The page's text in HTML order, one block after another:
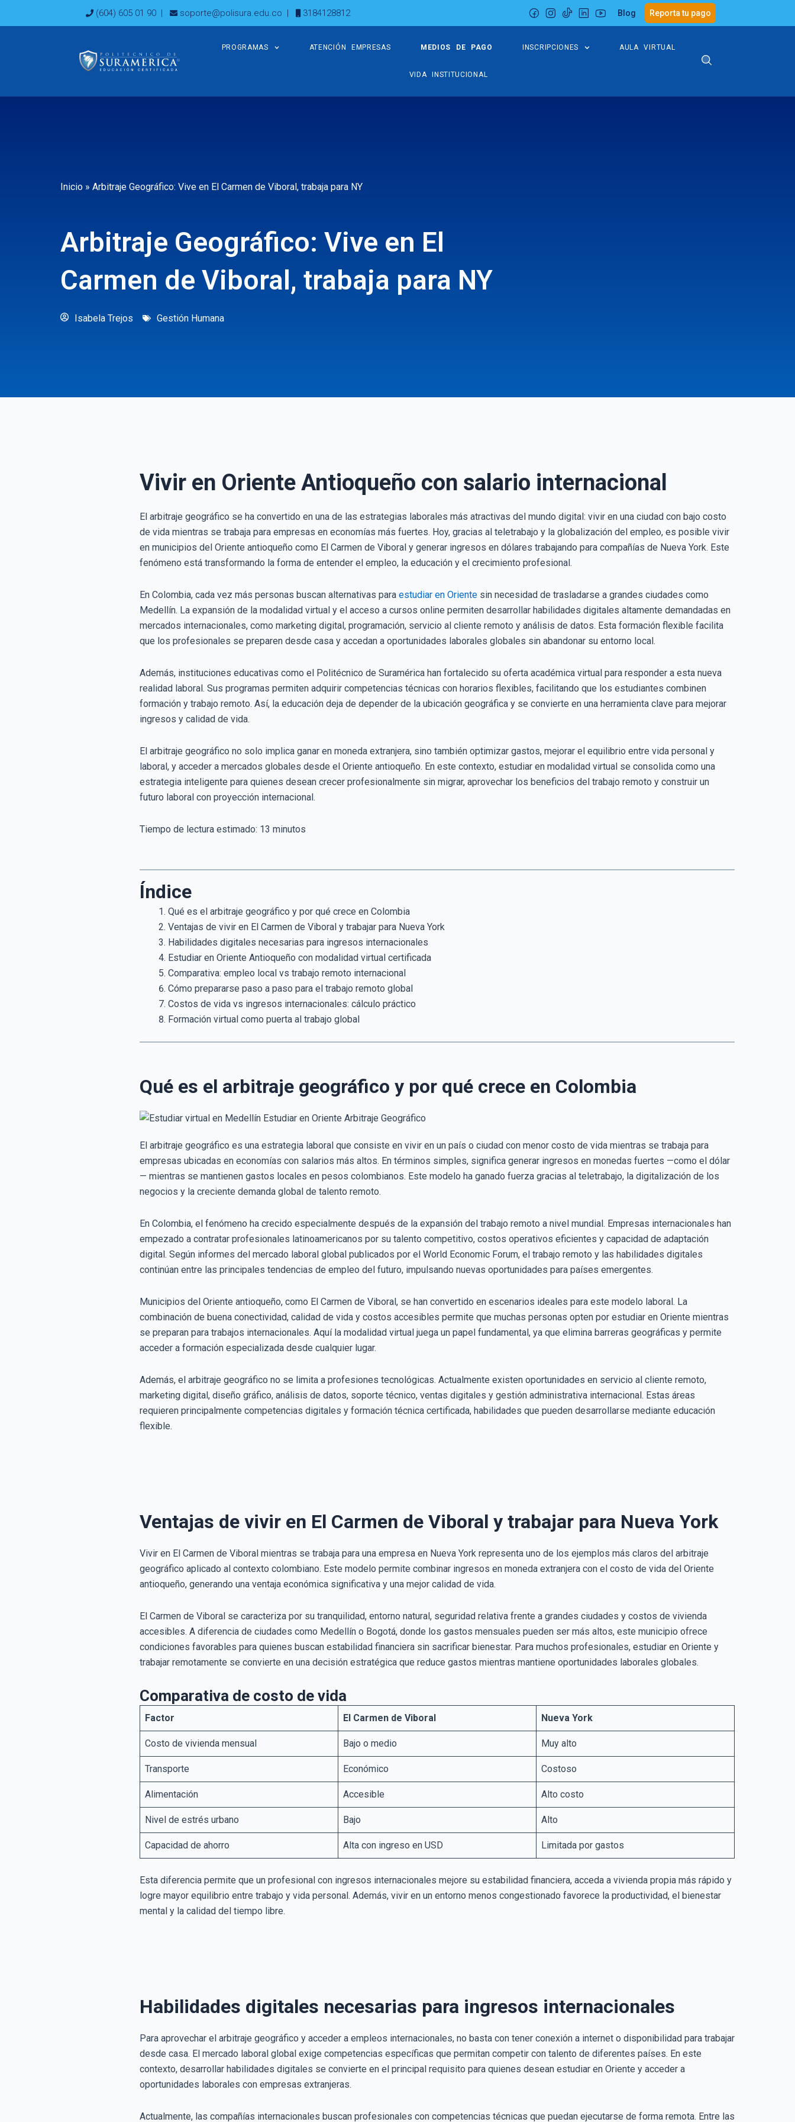
(604) 605 01 90 | soporte@polisura.edu.co | 3184128812 Blog Reporta tu pago
PROGRAMAS ATENCIÓN EMPRESAS MEDIOS DE PAGO INSCRIPCIONES AULA VIRTUAL
VIDA INSTITUCIONAL
Inicio » Arbitraje Geográfico: Vive en El Carmen de Viboral, trabaja para NY
Arbitraje Geográfico: Vive en El
Carmen de Viboral, trabaja para NY
Isabela Trejos Gestión Humana
Vivir en Oriente Antioqueño con salario internacional
El arbitraje geográfico se ha convertido en una de las estrategias laborales más atractivas del mundo digital: vivir en una ciudad con bajo costo
de vida mientras se trabaja para empresas en economías más fuertes. Hoy, gracias al teletrabajo y la globalización del empleo, es posible vivir
en municipios del Oriente antioqueño como El Carmen de Viboral y generar ingresos en dólares trabajando para compañías de Nueva York. Este
fenómeno está transformando la forma de entender el empleo, la educación y el crecimiento profesional.
En Colombia, cada vez más personas buscan alternativas para estudiar en Oriente sin necesidad de trasladarse a grandes ciudades como
Medellín. La expansión de la modalidad virtual y el acceso a cursos online permiten desarrollar habilidades digitales altamente demandadas en
mercados internacionales, como marketing digital, programación, servicio al cliente remoto y análisis de datos. Esta formación flexible facilita
que los profesionales se preparen desde casa y accedan a oportunidades laborales globales sin abandonar su entorno local.
Además, instituciones educativas como el Politécnico de Suramérica han fortalecido su oferta académica virtual para responder a esta nueva
realidad laboral. Sus programas permiten adquirir competencias técnicas con horarios flexibles, facilitando que los estudiantes combinen
formación y trabajo remoto. Así, la educación deja de depender de la ubicación geográfica y se convierte en una herramienta clave para mejorar
ingresos y calidad de vida.
El arbitraje geográfico no solo implica ganar en moneda extranjera, sino también optimizar gastos, mejorar el equilibrio entre vida personal y
laboral, y acceder a mercados globales desde el Oriente antioqueño. En este contexto, estudiar en modalidad virtual se consolida como una
estrategia inteligente para quienes desean crecer profesionalmente sin migrar, aprovechar los beneficios del trabajo remoto y construir un
futuro laboral con proyección internacional.
Tiempo de lectura estimado: 13 minutos
Índice
Qué es el arbitraje geográfico y por qué crece en Colombia
Ventajas de vivir en El Carmen de Viboral y trabajar para Nueva York
Habilidades digitales necesarias para ingresos internacionales
Estudiar en Oriente Antioqueño con modalidad virtual certificada
Comparativa: empleo local vs trabajo remoto internacional
Cómo prepararse paso a paso para el trabajo remoto global
Costos de vida vs ingresos internacionales: cálculo práctico
Formación virtual como puerta al trabajo global
Qué es el arbitraje geográfico y por qué crece en Colombia
El arbitraje geográfico es una estrategia laboral que consiste en vivir en un país o ciudad con menor costo de vida mientras se trabaja para
empresas ubicadas en economías con salarios más altos. En términos simples, significa generar ingresos en monedas fuertes —como el dólar
— mientras se mantienen gastos locales en pesos colombianos. Este modelo ha ganado fuerza gracias al teletrabajo, la digitalización de los
negocios y la creciente demanda global de talento remoto.
En Colombia, el fenómeno ha crecido especialmente después de la expansión del trabajo remoto a nivel mundial. Empresas internacionales han
empezado a contratar profesionales latinoamericanos por su talento competitivo, costos operativos eficientes y capacidad de adaptación
digital. Según informes del mercado laboral global publicados por el World Economic Forum, el trabajo remoto y las habilidades digitales
continúan entre las principales tendencias de empleo del futuro, impulsando nuevas oportunidades para países emergentes.
Municipios del Oriente antioqueño, como El Carmen de Viboral, se han convertido en escenarios ideales para este modelo laboral. La
combinación de buena conectividad, calidad de vida y costos accesibles permite que muchas personas opten por estudiar en Oriente mientras
se preparan para trabajos internacionales. Aquí la modalidad virtual juega un papel fundamental, ya que elimina barreras geográficas y permite
acceder a formación especializada desde cualquier lugar.
Además, el arbitraje geográfico no se limita a profesiones tecnológicas. Actualmente existen oportunidades en servicio al cliente remoto,
marketing digital, diseño gráfico, análisis de datos, soporte técnico, ventas digitales y gestión administrativa internacional. Estas áreas
requieren principalmente competencias digitales y formación técnica certificada, habilidades que pueden desarrollarse mediante educación
flexible.
Ventajas de vivir en El Carmen de Viboral y trabajar para Nueva York
Vivir en El Carmen de Viboral mientras se trabaja para una empresa en Nueva York representa uno de los ejemplos más claros del arbitraje
geográfico aplicado al contexto colombiano. Este modelo permite combinar ingresos en moneda extranjera con el costo de vida del Oriente
antioqueño, generando una ventaja económica significativa y una mejor calidad de vida.
El Carmen de Viboral se caracteriza por su tranquilidad, entorno natural, seguridad relativa frente a grandes ciudades y costos de vivienda
accesibles. A diferencia de ciudades como Medellín o Bogotá, donde los gastos mensuales pueden ser más altos, este municipio ofrece
condiciones favorables para quienes buscan estabilidad financiera sin sacrificar bienestar. Para muchos profesionales, estudiar en Oriente y
trabajar remotamente se convierte en una decisión estratégica que reduce gastos mientras mantiene oportunidades laborales globales.
Comparativa de costo de vida
Factor El Carmen de Viboral Nueva York
Costo de vivienda mensual Bajo o medio Muy alto
Transporte Económico Costoso
Alimentación Accesible Alto costo
Nivel de estrés urbano Bajo Alto
Capacidad de ahorro Alta con ingreso en USD Limitada por gastos
Esta diferencia permite que un profesional con ingresos internacionales mejore su estabilidad financiera, acceda a vivienda propia más rápido y
logre mayor equilibrio entre trabajo y vida personal. Además, vivir en un entorno menos congestionado favorece la productividad, el bienestar
mental y la calidad del tiempo libre.
Habilidades digitales necesarias para ingresos internacionales
Para aprovechar el arbitraje geográfico y acceder a empleos internacionales, no basta con tener conexión a internet o disponibilidad para trabajar
desde casa. El mercado laboral global exige competencias específicas que permitan competir con talento de diferentes países. En este
contexto, desarrollar habilidades digitales se convierte en el principal requisito para quienes desean estudiar en Oriente y acceder a
oportunidades laborales con empresas extranjeras.
Actualmente, las compañías internacionales buscan profesionales con competencias técnicas que puedan ejecutarse de forma remota. Entre las